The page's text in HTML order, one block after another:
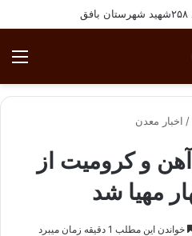
/ اخبار معدن
و کرومیت از
مهیا شد
خواندن این مطلب 1 دقیقه زمان میبرد